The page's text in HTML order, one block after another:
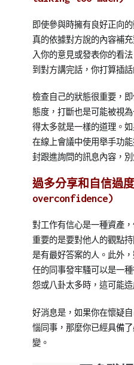
即使參與時擁有良好正向
真的依據對方說的內容補
入你的意見或發表你的看
到對方講完話，你打算插
檢查自己的狀態很重要，
態度，打斷也是可能被視
得太多就是一樣的道理。
在線上會議中使用舉手功
封跟進詢問的訊息內容，別
過多分享和自信過
overconfidence)
對工作有信心是一種資產
重要的是要對他人的觀點
是有最好答案的人。此外
任的同事發牢騷可以是一
怨或八卦太多時，這可能
好消息是，如果你在懷疑
惱同事，那麼你已經具備
變。